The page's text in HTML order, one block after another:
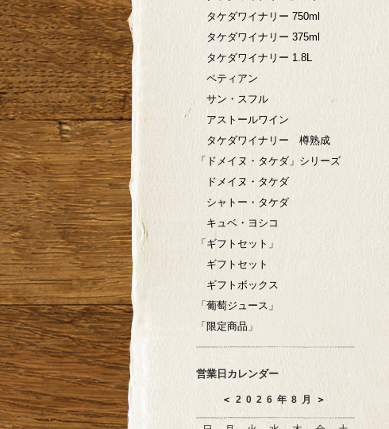
タケダワイナリー 750ml
タケダワイナリー 375ml
タケダワイナリー 1.8L
ペティアン
サン・スフル
アストールワイン
タケダワイナリー 樽熟成
「ドメイヌ・タケダ」シリーズ
ドメイヌ・タケダ
シャトー・タケダ
キュベ・ヨシコ
「ギフトセット」
ギフトセット
ギフトボックス
「葡萄ジュース」
「限定商品」
営業日カレンダー
＜ 2026年8月 ＞